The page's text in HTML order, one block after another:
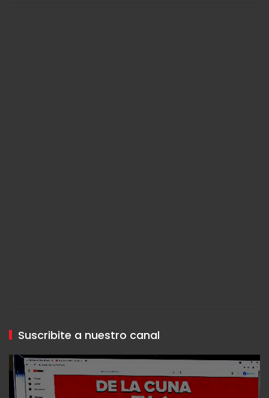
Suscribite a nuestro canal